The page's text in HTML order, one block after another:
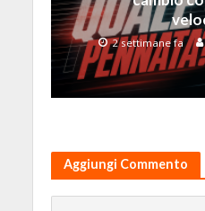
2 settimane fa
Aggiungi Commento